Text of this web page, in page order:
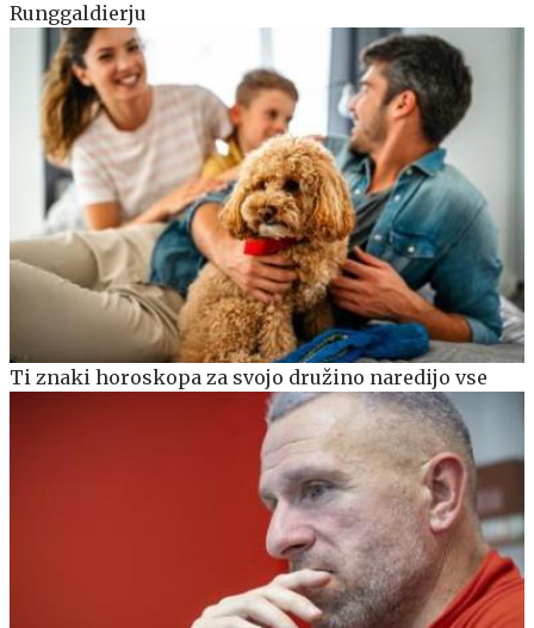
Runggaldierju
Ti znaki horoskopa za svojo družino naredijo vse